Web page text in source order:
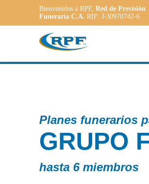
Bienvenidos a RPF, Red de Previsión
Funeraria C.A. RIF: J-30970742-6